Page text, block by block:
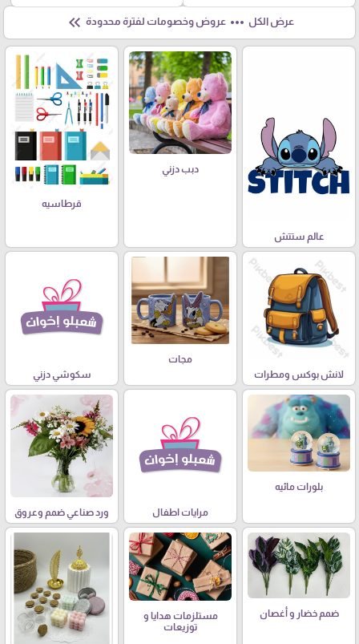
عرض الكل more_horiz عروض وخصومات لفترة محدودة keyboard_double_arrow_left
عالم ستتش
دبب دزني
قرطاسيه
لانش بوكس ومطرات
مجات
سكوشي دزني
بلورات مائيه
مرايات اطفال ورد صناعي ضمم وعروق
ضمم خضار و أغصان
مستلزمات هدايا و
توزيعات